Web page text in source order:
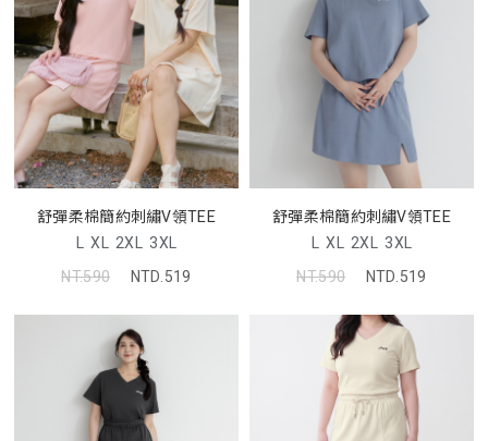
舒彈柔棉簡約刺繡V領TEE
L XL 2XL 3XL
NT.590
NTD.519
舒彈柔棉簡約刺繡V領TEE
L XL 2XL 3XL
NT.590
NTD.519